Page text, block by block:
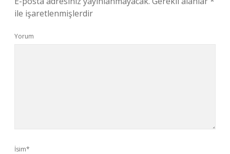
ile işaretlenmişlerdir
Yorum
İsim*